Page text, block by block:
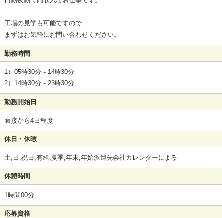
工場の見学も可能ですので
まずはお気軽にお問い合わせください。
勤務時間
1）05時30分～14時30分
2）14時30分～23時30分
勤務開始日
面接から4日程度
休日・休暇
土,日,祝日,有給,夏季,年末,年始派遣先会社カレンダーによる
休憩時間
1時間00分
応募資格